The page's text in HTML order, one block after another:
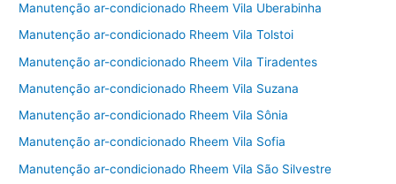
Manutenção ar-condicionado Rheem Vila Uberabinha
Manutenção ar-condicionado Rheem Vila Tolstoi
Manutenção ar-condicionado Rheem Vila Tiradentes
Manutenção ar-condicionado Rheem Vila Suzana
Manutenção ar-condicionado Rheem Vila Sônia
Manutenção ar-condicionado Rheem Vila Sofia
Manutenção ar-condicionado Rheem Vila São Silvestre